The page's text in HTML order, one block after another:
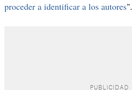
proceder a identificar a los autores".